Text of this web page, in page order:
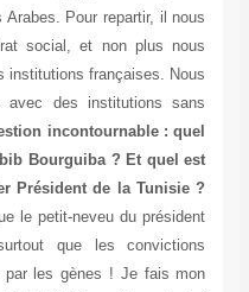
Pour repartir, il nous
social, et non plus nous
institutions françaises. Nous
avec des institutions sans
incontournable : quel
Bourguiba ? Et quel est
Président de la Tunisie ?
le petit-neveu du président
que les convictions
par les gènes ! Je fais mon